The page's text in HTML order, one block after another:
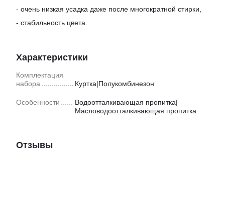
- очень низкая усадка даже после многократной стирки,
- стабильность цвета.
Характеристики
Комплектация
набора
Куртка|Полукомбинезон
Особенности
Водоотталкивающая пропитка|
Масловодоотталкивающая пропитка
Отзывы